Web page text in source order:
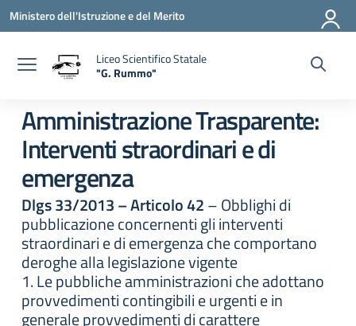
Vai ai contenuti
Vai al menu di navigazione
Vai al footer
Ministero dell'Istruzione e del Merito
Liceo Scientifico Statale
"G. Rummo"
Amministrazione Trasparente:
Interventi straordinari e di
emergenza
Dlgs 33/2013 – Articolo 42– Obblighi di
pubblicazione concernenti gli interventi
straordinari e di emergenza che comportano
deroghe alla legislazione vigente
1. Le pubbliche amministrazioni che adottano
provvedimenti contingibili e urgenti e in
generale provvedimenti di carattere